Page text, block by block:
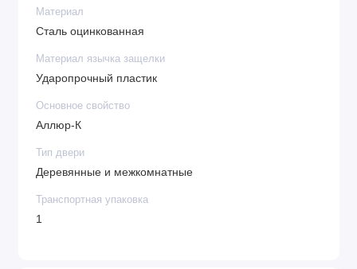
Материал
Сталь оцинкованная
Материал язычка защелки
Ударопрочный пластик
Основное свойство
Аллюр-К
Тип двери
Деревянные и межкомнатные
Транспортная упаковка
1